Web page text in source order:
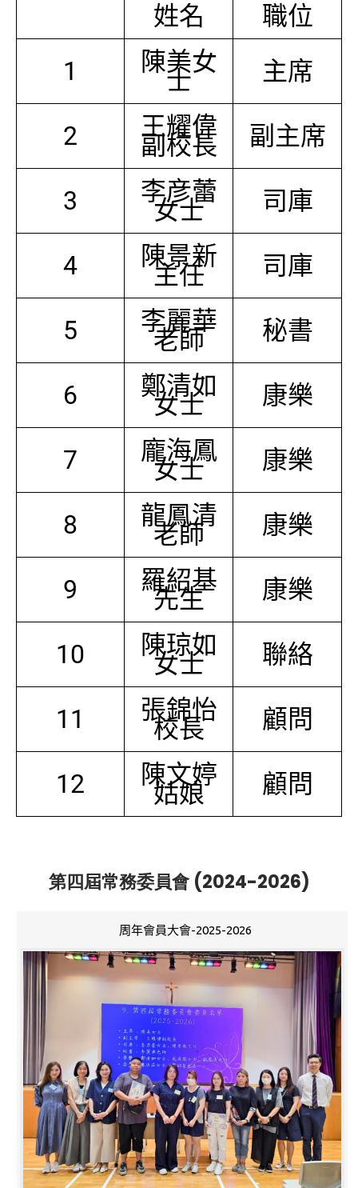
姓名
職位
1
陳美女
士 主席
2 王耀偉
副校長 副主席
3 李彦蕾
女士 司庫
4 陳景新
主任 司庫
5 李麗華
老師 秘書
6 鄭清如
女士 康樂
7 龐海鳳
女士 康樂
8 龍鳳清
老師 康樂
9 羅紹基
先生 康樂
10 陳琼如
女士 聯絡
11 張錦怡
校長 顧問
12 陳文婷
姑娘 顧問
第四屆常務委員會 (2024-2026)
周年會員大會-2025-2026